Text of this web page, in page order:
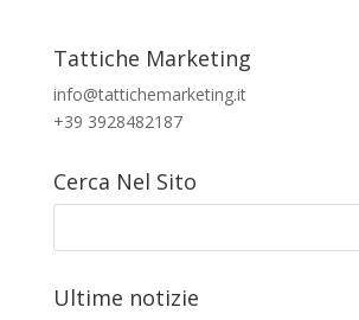
Tattiche Marketing
info@tattichemarketing.it
+39 3928482187
Cerca Nel Sito
Ultime notizie